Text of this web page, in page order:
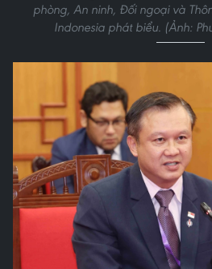
phòng, An ninh, Đối ngoại và
Indonesia phát biểu. (Ảnh: